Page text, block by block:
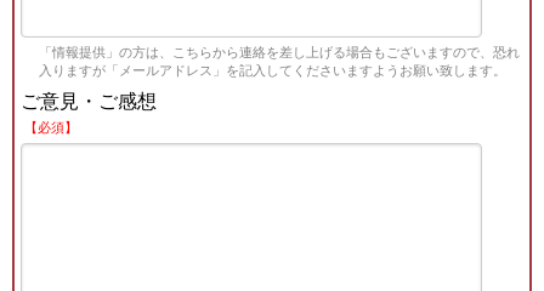
「情報提供」の方は、こちらから連絡を差し上げる場合もございますので、恐れ
入りますが「メールアドレス」を記入してくださいますようお願い致します。
ご意見・ご感想
【必須】